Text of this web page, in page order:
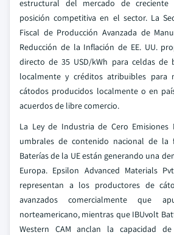
estructural del mercado de
posición competitiva en el sector. La
Fiscal de Producción Avanzada de
Reducción de la Inflación de EE. UU.
directo de 35 USD/kWh para celdas de
localmente y créditos atribuibles para
cátodos producidos localmente o en
acuerdos de libre comercio.
La Ley de Industria de Cero
umbrales de contenido nacional de la
Baterías de la UE están generando una
Europa. Epsilon Advanced Materials
representan a los productores de
avanzados comercialmente que
norteamericano, mientras que IBUvolt
Western CAM anclan la capacidad